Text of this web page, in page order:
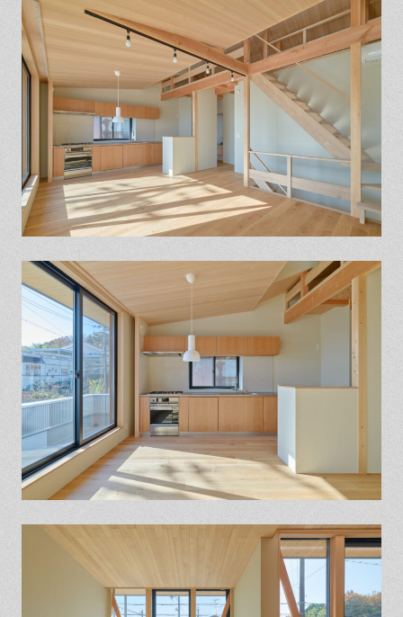
住まいの特性
家づくりの流れ
保証とサポート
ヒノキプロジェクト
イベントを探す
よくある質問
お客様の声
木材辞典
イベント
会社概要
採用情報
Contact
お問い合わせ
In
st
ag
ra
m
Fa
ce
bo
ok
LI
N
E